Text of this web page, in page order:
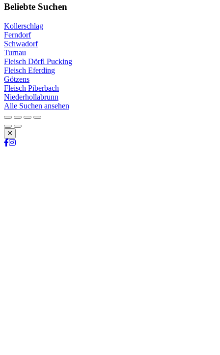
Beliebte Suchen
Kollerschlag
Ferndorf
Schwadorf
Turnau
Fleisch Dörfl Pucking
Fleisch Eferding
Götzens
Fleisch Piberbach
Niederhollabrunn
Alle Suchen ansehen
Schließen